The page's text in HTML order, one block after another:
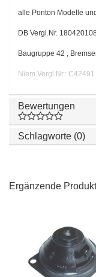
alle Ponton Modelle
DB Vergl.Nr.
Baugruppe 42 ,
Niem.Vergl.Nr.: C42491
Bewertungen
Schlagworte (0)
Ergänzende